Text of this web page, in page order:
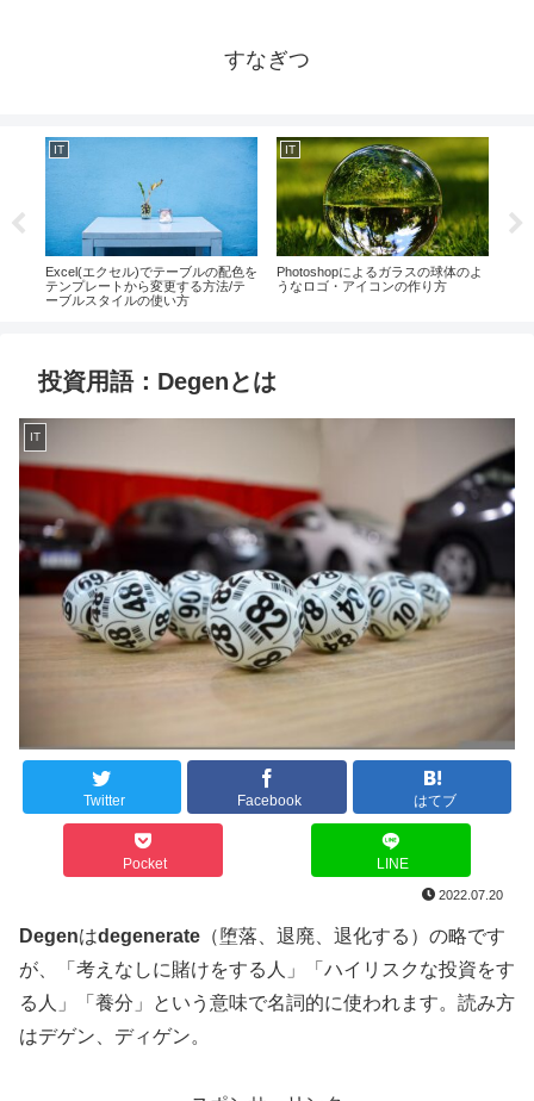
すなぎつ
IT
Excel(エクセル)でテーブルの配色を
テンプレートから変更する方法/テ
ーブルスタイルの使い方
IT
Photoshopによるガラスの球体のよ
うなロゴ・アイコンの作り方
投資用語：Degenとは
IT
Twitter Facebook はてブ
Pocket LINE
2022.07.20
Degenはdegenerate （堕落、退廃、退化する）の略です
が、「考えなしに賭けをする人」「ハイリスクな投資をす
る人」「養分」という意味で名詞的に使われます。読み方
はデゲン、ディゲン。